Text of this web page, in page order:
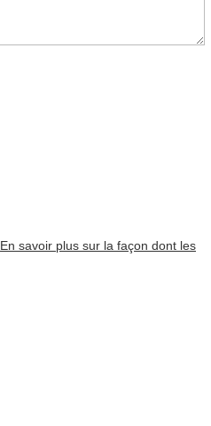
En savoir plus sur la façon dont les